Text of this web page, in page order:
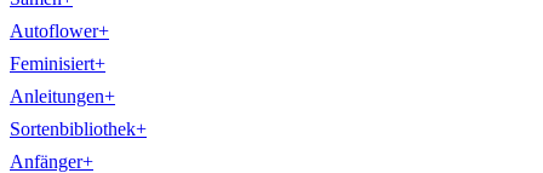
Autoflower+
Feminisiert+
Anleitungen+
Sortenbibliothek+
Anfänger+